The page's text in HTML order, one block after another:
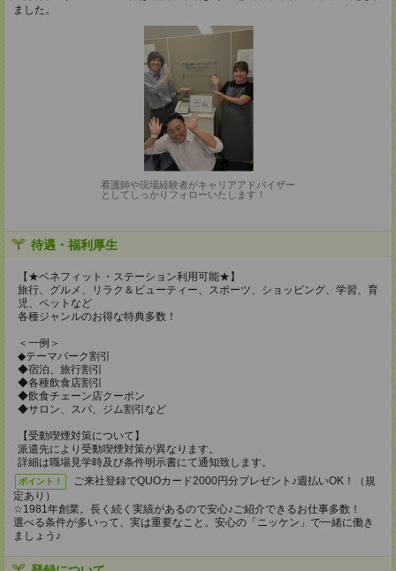
ました。
看護師や現場経験者がキャリアアドバイザー
としてしっかりフォローいたします！
待遇・福利厚生
【★ベネフィット・ステーション利用可能★】
旅行、グルメ、リラク＆ビューティー、スポーツ、ショッピング、学習、育
児、ペットなど
各種ジャンルのお得な特典多数！
＜一例＞
◆テーマパーク割引
◆宿泊、旅行割引
◆各種飲食店割引
◆飲食チェーン店クーポン
◆サロン、スパ、ジム割引など
【受動喫煙対策について】
派遣先により受動喫煙対策が異なります。
詳細は職場見学時及び条件明示書にて通知致します。
ポイント！
ご来社登録でQUOカード2000円分プレゼント♪週払いOK！（規
定あり）
☆1981年創業。長く続く実績があるので安心♪ご紹介できるお仕事多数！
選べる条件が多いって、実は重要なこと。安心の「ニッケン」で一緒に働き
ましょう♪